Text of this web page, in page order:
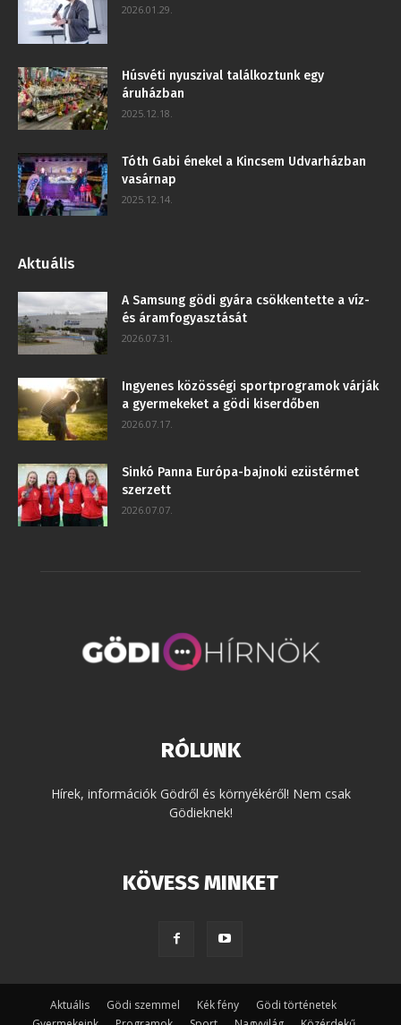
2026.01.29.
Húsvéti nyuszival találkoztunk egy
áruházban
2025.12.18.
Tóth Gabi énekel a Kincsem Udvarházban
vasárnap
2025.12.14.
Aktuális
A Samsung gödi gyára csökkentette a víz-
és áramfogyasztását
2026.07.31.
Ingyenes közösségi sportprogramok várják
a gyermekeket a gödi kiserdőben
2026.07.17.
Sinkó Panna Európa-bajnoki ezüstérmet
szerzett
2026.07.07.
RÓLUNK
Hírek, információk Gödről és környékéről! Nem csak
Gödieknek!
KÖVESS MINKET
Aktuális Gödi szemmel Kék fény
Gödi történetek